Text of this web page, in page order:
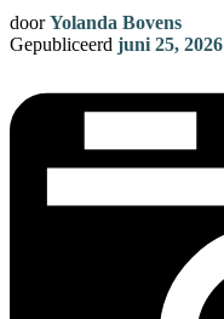
doorYolanda Bovens
Gepubliceerd juni 25, 2026